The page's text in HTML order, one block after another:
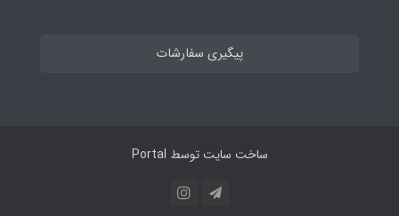
پیگیری سفارشات
ساخت سایت توسط Portal